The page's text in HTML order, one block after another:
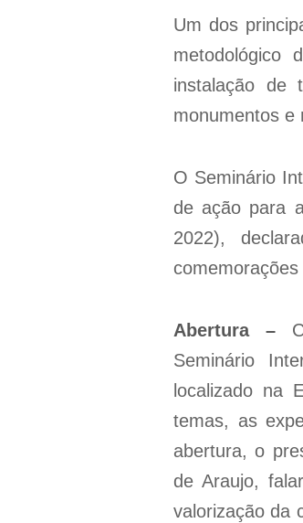
Um dos
metodológico
instalação de
monumentos e
O Seminário
de ação para
2022),
Abertura –
Seminário
localizado na
temas, as
abertura, o
de Araujo,
valorização da